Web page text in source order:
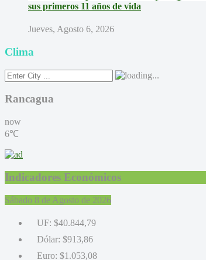
sus primeros 11 años de vida
Jueves, Agosto 6, 2026
Clima
Rancagua
now
6℃
Indicadores Económicos
Sábado 8 de Agosto de 2026
UF: $40.844,79
Dólar: $913,86
Euro: $1.053,08